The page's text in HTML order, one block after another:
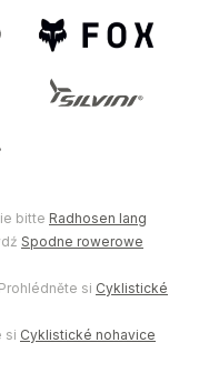
bitte Radhosen lang
Spodne rowerowe
si Cyklistické
si Cyklistické nohavice